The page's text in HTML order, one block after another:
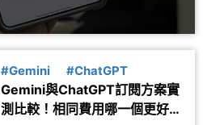
#Gemini #ChatGPT
Gemini與ChatGPT訂閱方案實
測比較！相同費用哪一個更好